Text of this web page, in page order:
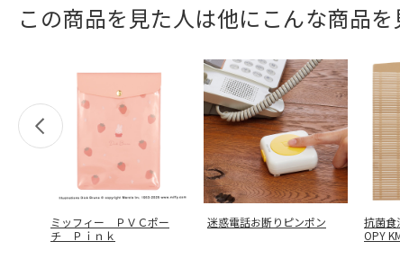
この商品を見た人は他にこんな商品を
ミッフィー ＰＶＣポー
チ Ｐｉｎｋ
迷惑電話お断りピンポン
抗菌食
OPY